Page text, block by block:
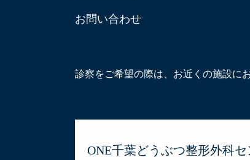
お問い合わせ
診察をご希望の際は、お近くの施設に
ONE千葉どうぶつ整形外科セ